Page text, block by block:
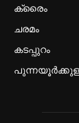
ക്രൈം
ചരമം
കടപ്പുറം